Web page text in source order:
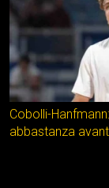
Cobolli-
abbastanza